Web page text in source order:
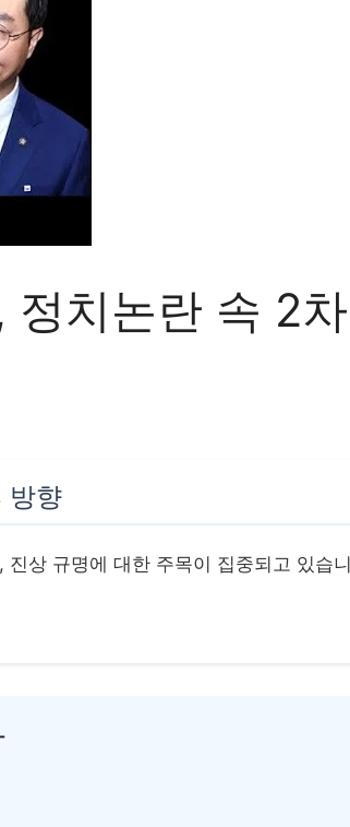
정치논란 속 2차
방향
상 규명에 대한 주목이 집중되고 있습니